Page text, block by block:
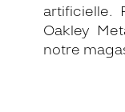
artificielle.
Oakley
notre